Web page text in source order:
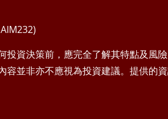
資決策前，應完全了解其特點及風
並非亦不應視為投資建議。提供的